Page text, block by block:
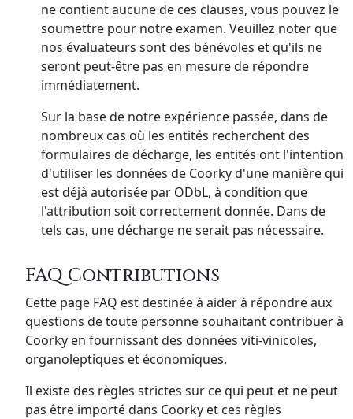
ne contient aucune de ces clauses, vous pouvez le
soumettre pour notre examen. Veuillez noter que
nos évaluateurs sont des bénévoles et qu'ils ne
seront peut-être pas en mesure de répondre
immédiatement.
Sur la base de notre expérience passée, dans de
nombreux cas où les entités recherchent des
formulaires de décharge, les entités ont l'intention
d'utiliser les données de Coorky d'une manière qui
est déjà autorisée par ODbL, à condition que
l'attribution soit correctement donnée. Dans de
tels cas, une décharge ne serait pas nécessaire.
FAQ Contributions
Cette page FAQ est destinée à aider à répondre aux
questions de toute personne souhaitant contribuer à
Coorky en fournissant des données viti-vinicoles,
organoleptiques et économiques.
Il existe des règles strictes sur ce qui peut et ne peut
pas être importé dans Coorky et ces règles